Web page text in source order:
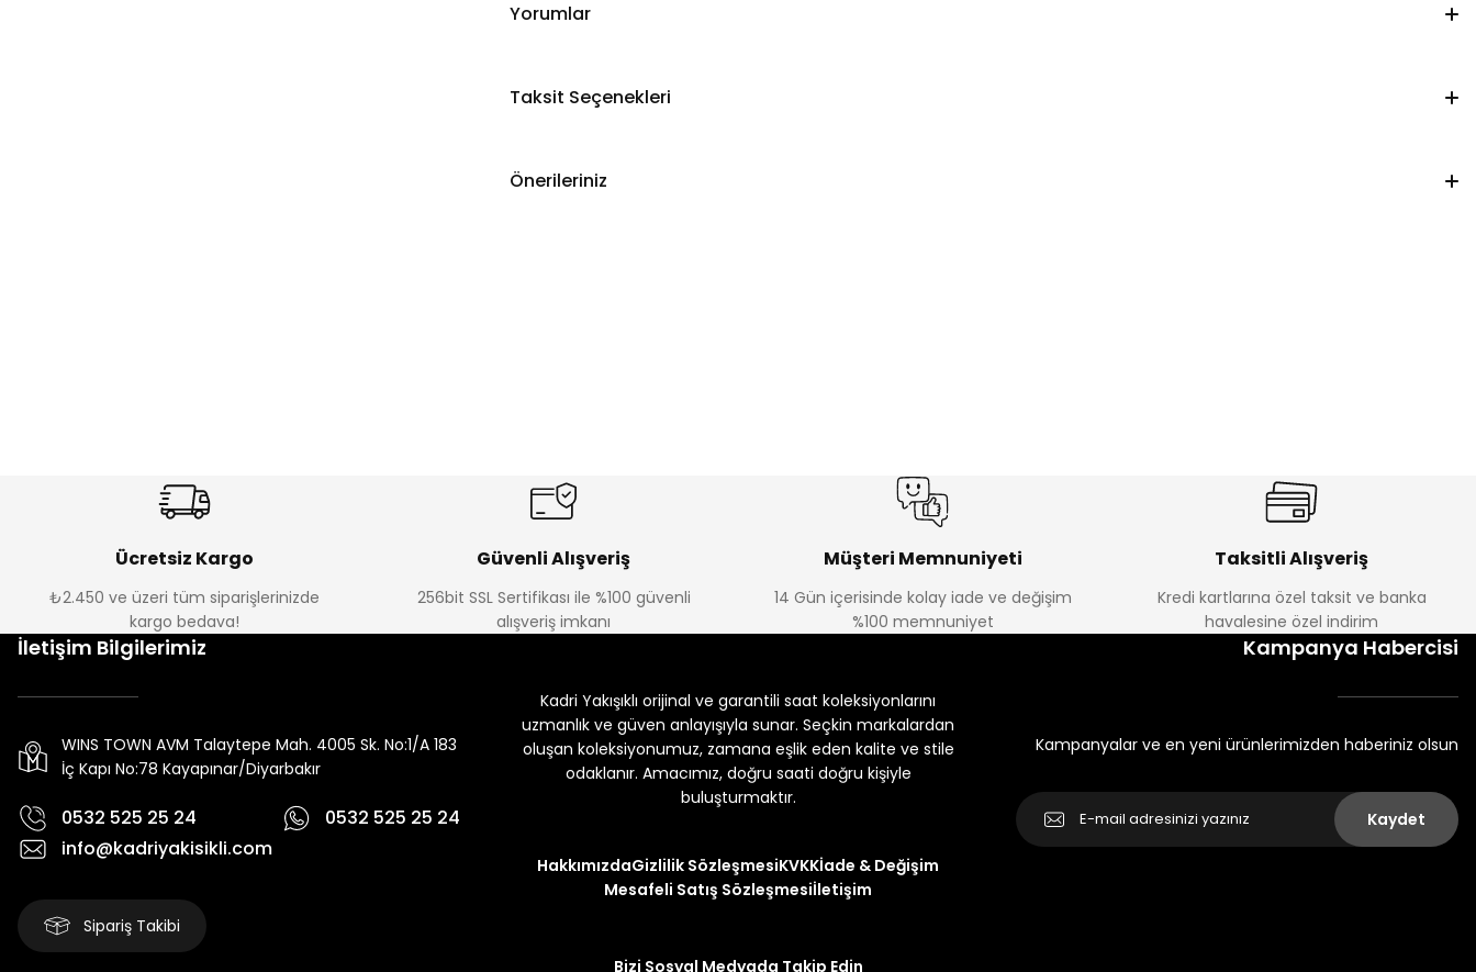
Yorumlar
Taksit Seçenekleri
Önerileriniz
Ücretsiz Kargo
₺2.450 ve üzeri tüm siparişlerinizde
kargo bedava!
Güvenli Alışveriş
256bit SSL Sertifikası ile %100 güvenli
alışveriş imkanı
Müşteri Memnuniyeti
14 Gün içerisinde kolay iade ve değişim
%100 memnuniyet
Taksitli Alışveriş
Kredi kartlarına özel taksit ve banka
havalesine özel indirim
İletişim Bilgilerimiz
WINS TOWN AVM Talaytepe Mah. 4005 Sk. No:1/A 183
İç Kapı No:78 Kayapınar/Diyarbakır
0532 525 25 24
0532 525 25 24
info@kadriyakisikli.com
Sipariş Takibi
Kadri Yakışıklı orijinal ve garantili saat koleksiyonlarını
uzmanlık ve güven anlayışıyla sunar. Seçkin markalardan
oluşan koleksiyonumuz, zamana eşlik eden kalite ve stile
odaklanır. Amacımız, doğru saati doğru kişiyle
buluşturmaktır.
HakkımızdaGizlilik SözleşmesiKVKKİade & Değişim
Mesafeli Satış Sözleşmesiİletişim
Bizi Sosyal Medyada Takip Edin
Kampanya Habercisi
Kampanyalar ve en yeni ürünlerimizden haberiniz olsun
Kaydet